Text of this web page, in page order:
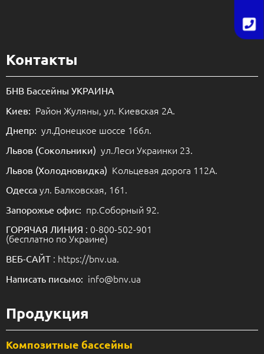
Контакты
БНВ Бассейны УКРАИНА
Киев: Район Жуляны, ул. Киевская 2А.
Днепр: ул.Донецкое шоссе 166л.
Львов (Сокольники) ул.Леси Украинки 23.
Львов (Холодновидка) Кольцевая дорога 112А.
Одесса ул. Балковская, 161.
Запорожье офис: пр.Соборный 92.
ГОРЯЧАЯ ЛИНИЯ : 0-800-502-901
(бесплатно по Украине)
ВЕБ-САЙТ : https://bnv.ua.
Написать письмо: info@bnv.ua
Продукция
Композитные бассейны